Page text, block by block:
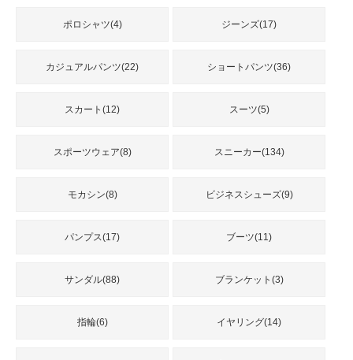
ポロシャツ(4) ジーンズ(17)
カジュアルパンツ(22) ショートパンツ(36)
スカート(12) スーツ(5)
スポーツウェア(8) スニーカー(134)
モカシン(8) ビジネスシューズ(9)
パンプス(17) ブーツ(11)
サンダル(88) ブランケット(3)
指輪(6) イヤリング(14)